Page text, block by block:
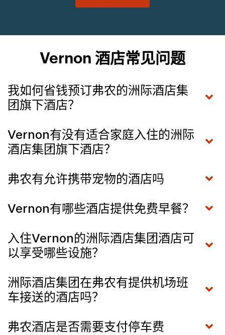
Vernon 酒店常见问题
我如何省钱预订弗农的洲际酒店集
团旗下酒店？
Vernon有没有适合家庭入住的洲际
酒店集团旗下酒店？
弗农有允许携带宠物的酒店吗
Vernon有哪些酒店提供免费早餐？
入住Vernon的洲际酒店集团酒店可
以享受哪些设施？
洲际酒店集团在弗农有提供机场班
车接送的酒店吗？
弗农酒店是否需要支付停车费